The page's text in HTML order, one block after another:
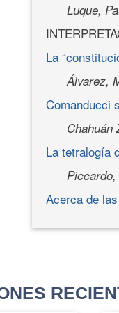
Luque,
La
Álvarez,
Comanducci
Chahuán
La tetralogía
Acerca de